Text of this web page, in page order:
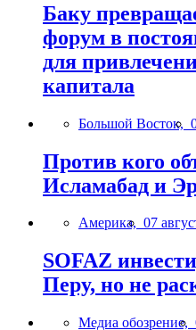
Баку
форум в
для
капитала
Большой Восток,
Против кого
Исламабад и
Америка, 07
SOFAZ
Перу, но не
Медиа обозрение,